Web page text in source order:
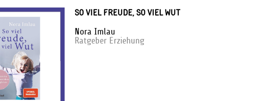
SO VIEL FREUDE, SO VIEL WUT
Nora Imlau
Ratgeber Erziehung